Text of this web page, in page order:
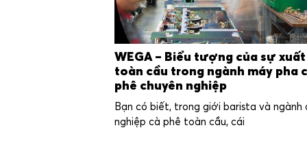
WEGA – Biểu tượng của sự xuất
toàn cầu trong ngành máy pha
phê chuyên nghiệp
Bạn có biết, trong giới barista và ngành
nghiệp cà phê toàn cầu, cái